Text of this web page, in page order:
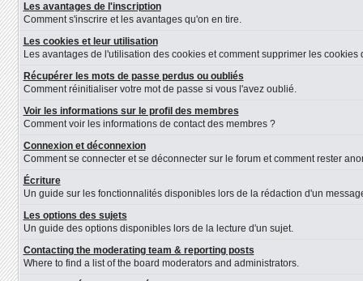
Les avantages de l'inscription
Comment s'inscrire et les avantages qu'on en tire.
Les cookies et leur utilisation
Les avantages de l'utilisation des cookies et comment supprimer les cookies
Récupérer les mots de passe perdus ou oubliés
Comment réinitialiser votre mot de passe si vous l'avez oublié.
Voir les informations sur le profil des membres
Comment voir les informations de contact des membres ?
Connexion et déconnexion
Comment se connecter et se déconnecter sur le forum et comment rester
Écriture
Un guide sur les fonctionnalités disponibles lors de la rédaction d'un
Les options des sujets
Un guide des options disponibles lors de la lecture d'un sujet.
Contacting the moderating team & reporting posts
Where to find a list of the board moderators and administrators.